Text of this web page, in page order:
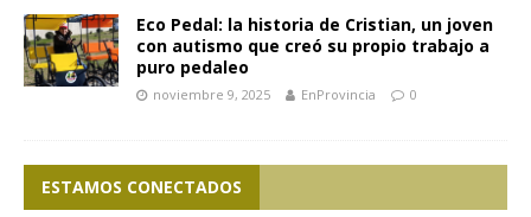
Eco Pedal: la historia de Cristian, un joven
con autismo que creó su propio trabajo a
puro pedaleo
noviembre 9, 2025 EnProvincia 0
ESTAMOS CONECTADOS